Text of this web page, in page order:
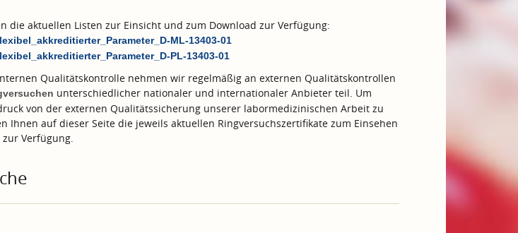
die aktuellen Listen zur Einsicht und zum Download zur Verfügung:
ML-13403-01
PL-13403-01
Qualitätskontrolle nehmen wir regelmäßig an externen Qualitätskontrollen
unterschiedlicher nationaler und internationaler Anbieter teil. Um
von der externen Qualitätssicherung unserer labormedizinischen Arbeit zu
Ihnen auf dieser Seite die jeweils aktuellen Ringversuchszertifikate zum Einsehen
Verfügung.